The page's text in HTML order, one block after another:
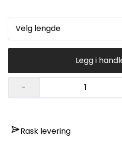
Velg lengde
Legg i
-
Rask levering